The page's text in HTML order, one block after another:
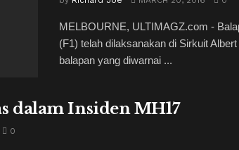
MELBOURNE, ULTIMAGZ.com -
(F1) telah dilaksanakan di Sirkuit
balapan yang diwarnai ...
dalam Insiden MH17
0